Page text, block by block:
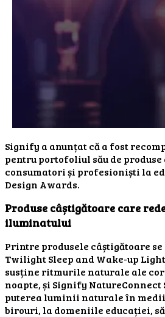
Signify a anunțat că a fost
pentru portofoliul său de
consumatori și profesioniști la
Design Awards.
Produse câștigătoare care
iluminatului
Printre produsele câștigătoare
Twilight Sleep and Wake-up
susține ritmurile naturale ale
noapte, și Signify
puterea luminii naturale în
birouri, la domeniile educației,